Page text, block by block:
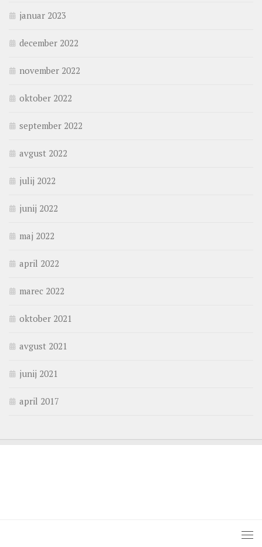
januar 2023
december 2022
november 2022
oktober 2022
september 2022
avgust 2022
julij 2022
junij 2022
maj 2022
april 2022
marec 2022
oktober 2021
avgust 2021
junij 2021
april 2017